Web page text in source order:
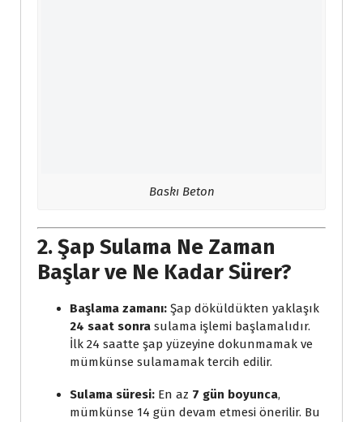
Baskı Beton
2. Şap Sulama Ne Zaman
Başlar ve Ne Kadar Sürer?
Başlama zamanı: Şap döküldükten yaklaşık
24 saat sonra sulama işlemi başlamalıdır.
İlk 24 saatte şap yüzeyine dokunmamak ve
mümkünse sulamamak tercih edilir.
Sulama süresi: En az 7 gün boyunca,
mümkünse 14 gün devam etmesi önerilir. Bu